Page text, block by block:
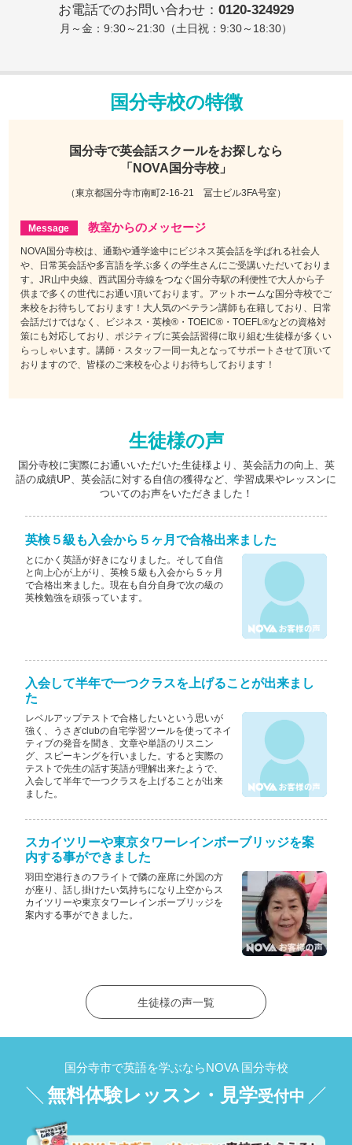
お電話でのお問い合わせ： 0120-324929
月～金：9:30～21:30（土日祝：9:30～18:30）
国分寺校の特徴
国分寺で英会話スクールをお探しなら
「NOVA国分寺校」
（東京都国分寺市南町2-16-21 冨士ビル3FA号室）
教室からのメッセージ
NOVA国分寺校は、通勤や通学途中にビジネス英会話を学ばれる社会人
や、日常英会話や多言語を学ぶ多くの学生さんにご受講いただいておりま
す。JR山中央線、西武国分寺線をつなぐ国分寺駅の利便性で大人から子
供まで多くの世代にお通い頂いております。アットホームな国分寺校でご
来校をお待ちしております！大人気のベテラン講師も在籍しており、日常
会話だけではなく、ビジネス・英検®・TOEIC®・TOEFL®などの資格対
策にも対応しており、ポジティブに英会話習得に取り組む生徒様が多くい
らっしゃいます。講師・スタッフ一同一丸となってサポートさせて頂いて
おりますので、皆様のご来校を心よりお待ちしております！
生徒様の声
国分寺校に実際にお通いいただいた生徒様より、英会話力の向上、英
語の成績UP、英会話に対する自信の獲得など、学習成果やレッスンに
ついてのお声をいただきました！
英検５級も入会から５ヶ月で合格出来ました
とにかく英語が好きになりました。そして自信
と向上心が上がり、英検５級も入会から５ヶ月
で合格出来ました。現在も自分自身で次の級の
英検勉強を頑張っています。
入会して半年で一つクラスを上げることが出来まし
た
レベルアップテストで合格したいという思いが
強く、うさぎclubの自宅学習ツールを使ってネイ
ティブの発音を聞き、文章や単語のリスニン
グ、スピーキングを行いました。すると実際の
テストで先生の話す英語が理解出来たようで、
入会して半年で一つクラスを上げることが出来
ました。
スカイツリーや東京タワーレインボーブリッジを案
内する事ができました
羽田空港行きのフライトで隣の座席に外国の方
が座り、話し掛けたい気持ちになり上空からス
カイツリーや東京タワーレインボーブリッジを
案内する事ができました。
生徒様の声一覧
国分寺市で英語を学ぶならNOVA 国分寺校
無料体験レッスン・見学受付中